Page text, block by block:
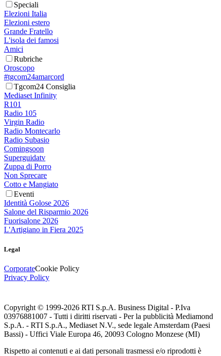
Speciali
Elezioni Italia
Elezioni estero
Grande Fratello
L'isola dei famosi
Amici
Rubriche
Oroscopo
#tgcom24amarcord
Tgcom24 Consiglia
Mediaset Infinity
R101
Radio 105
Virgin Radio
Radio Montecarlo
Radio Subasio
Comingsoon
Superguidatv
Zuppa di Porro
Non Sprecare
Cotto e Mangiato
Eventi
Identità Golose 2026
Salone del Risparmio 2026
Fuorisalone 2026
L'Artigiano in Fiera 2025
Legal
CorporateCookie Policy
Privacy Policy
Copyright © 1999-2026 RTI S.p.A. Business Digital - P.Iva
03976881007 - Tutti i diritti riservati - Per la pubblicità Mediamond
S.p.A. - RTI S.p.A., Mediaset N.V., sede legale Amsterdam (Paesi
Bassi) - Uffici Viale Europa 46, 20093 Cologno Monzese (MI)
Rispetto ai contenuti e ai dati personali trasmessi e/o riprodotti è